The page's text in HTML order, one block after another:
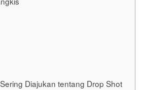
Diajukan tentang Drop Shot